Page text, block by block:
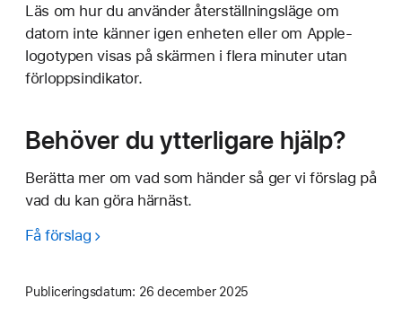
Läs om hur du använder återställningsläge om
datorn inte känner igen enheten eller om Apple-
logotypen visas på skärmen i flera minuter utan
förloppsindikator.
Behöver du ytterligare hjälp?
Berätta mer om vad som händer så ger vi förslag på
vad du kan göra härnäst.
Få förslag
Publiceringsdatum: 26 december 2025